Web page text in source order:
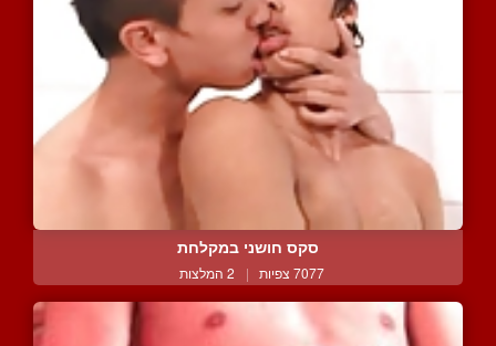
סקס חושני במקלחת
7077 צפיות | 2 המלצות